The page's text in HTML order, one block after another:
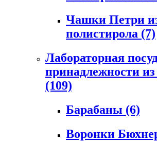
Чашки Петри
полистирола (7)
Лабораторная
принадлежности
(109)
Барабаны (6)
Воронки